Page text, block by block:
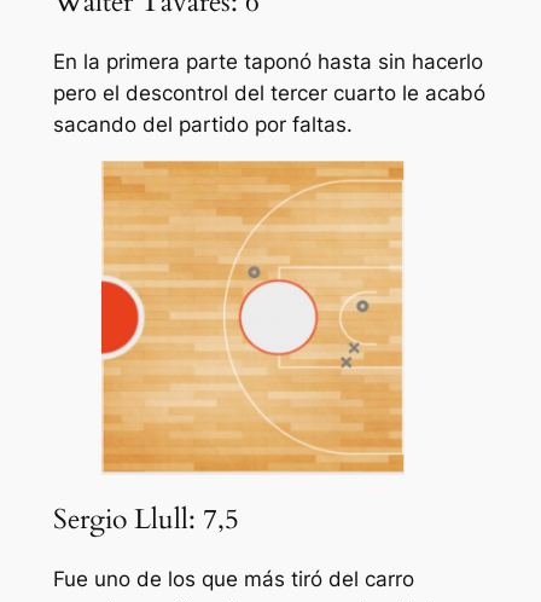
En la primera parte taponó hasta sin hacerlo
pero el descontrol del tercer cuarto le acabó
sacando del partido por faltas.
Sergio Llull: 7,5
Fue uno de los que más tiró del carro